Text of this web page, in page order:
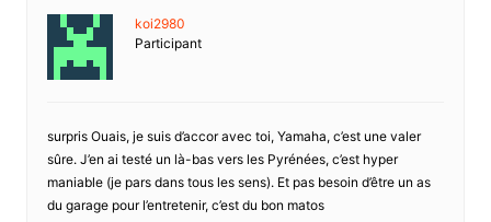
koi2980
Participant
surpris Ouais, je suis d’accor avec toi, Yamaha, c’est une valer
sûre. J’en ai testé un là-bas vers les Pyrénées, c’est hyper
maniable (je pars dans tous les sens). Et pas besoin d’être un as
du garage pour l’entretenir, c’est du bon matos